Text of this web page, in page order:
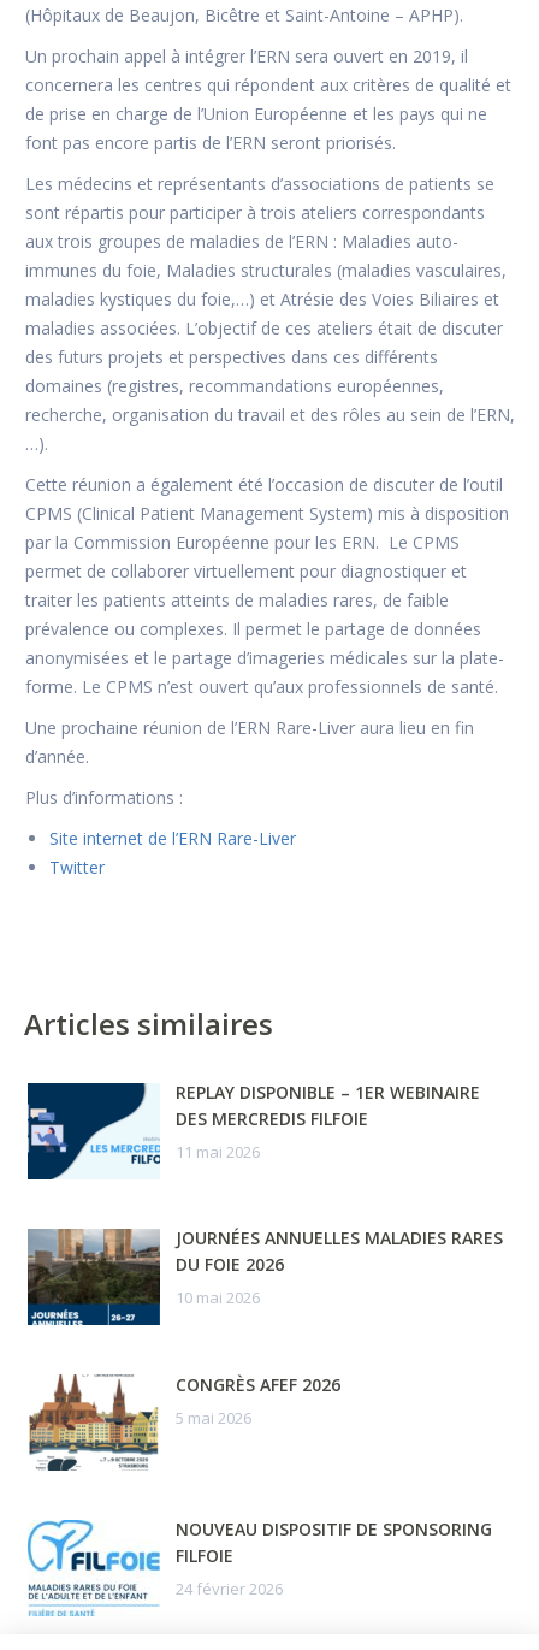
(Hôpitaux de Beaujon, Bicêtre et Saint-Antoine – APHP).
Un prochain appel à intégrer l’ERN sera ouvert en 2019, il
concernera les centres qui répondent aux critères de qualité et
de prise en charge de l’Union Européenne et les pays qui ne
font pas encore partis de l’ERN seront priorisés.
Les médecins et représentants d’associations de patients se
sont répartis pour participer à trois ateliers correspondants
aux trois groupes de maladies de l’ERN : Maladies auto-
immunes du foie, Maladies structurales (maladies vasculaires,
maladies kystiques du foie,…) et Atrésie des Voies Biliaires et
maladies associées. L’objectif de ces ateliers était de discuter
des futurs projets et perspectives dans ces différents
domaines (registres, recommandations européennes,
recherche, organisation du travail et des rôles au sein de l’ERN,
…).
Cette réunion a également été l’occasion de discuter de l’outil
CPMS (Clinical Patient Management System) mis à disposition
par la Commission Européenne pour les ERN. Le CPMS
permet de collaborer virtuellement pour diagnostiquer et
traiter les patients atteints de maladies rares, de faible
prévalence ou complexes. Il permet le partage de données
anonymisées et le partage d’imageries médicales sur la plate-
forme. Le CPMS n’est ouvert qu’aux professionnels de santé.
Une prochaine réunion de l’ERN Rare-Liver aura lieu en fin
d’année.
Plus d’informations :
Site internet de l’ERN Rare-Liver
Twitter
Articles similaires
REPLAY DISPONIBLE – 1ER WEBINAIRE
DES MERCREDIS FILFOIE
11 mai 2026
JOURNÉES ANNUELLES MALADIES RARES
DU FOIE 2026
10 mai 2026
CONGRÈS AFEF 2026
5 mai 2026
NOUVEAU DISPOSITIF DE SPONSORING
FILFOIE
24 février 2026